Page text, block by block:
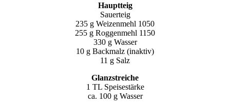
Hauptteig
Sauerteig
235 g Weizenmehl 1050
255 g Roggenmehl 1150
330 g Wasser
10 g Backmalz (inaktiv)
11 g Salz
Glanzstreiche
1 TL Speisestärke
ca. 100 g Wasser